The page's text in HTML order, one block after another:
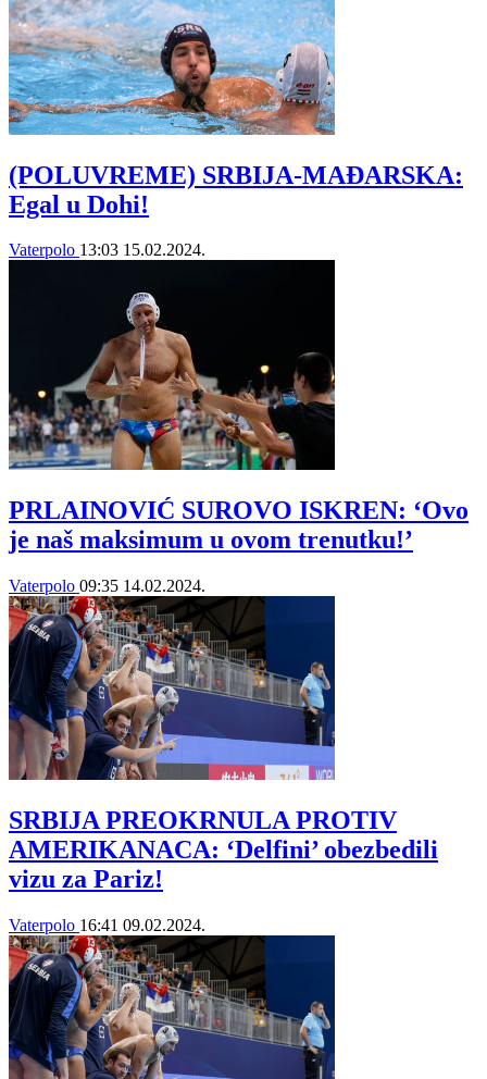
(POLUVREME) SRBIJA-MAĐARSKA:
Egal u Dohi!
Vaterpolo 13:03 15.02.2024.
PRLAINOVIĆ SUROVO ISKREN: ‘Ovo
je naš maksimum u ovom trenutku!’
Vaterpolo 09:35 14.02.2024.
SRBIJA PREOKRNULA PROTIV
AMERIKANACA: ‘Delfini’ obezbedili
vizu za Pariz!
Vaterpolo 16:41 09.02.2024.